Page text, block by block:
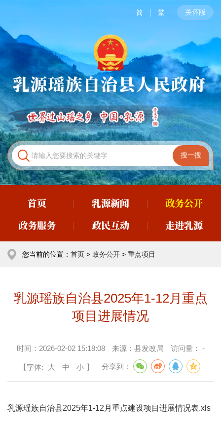
简 繁 关怀版
首页 乳源新闻
政务公开
政务服务
政民互动 走进乳源
您当前的位置： 首页 > 政务公开 > 重点项目
乳源瑶族自治县2025年1-12月重点
项目进展情况
时间： 2026-02-02 15:18:08 来源： 县发改局 访问量： -
【字体: 大 中 小 】 分享到：
乳源瑶族自治县2025年1-12月重点建设项目进展情况表.xls